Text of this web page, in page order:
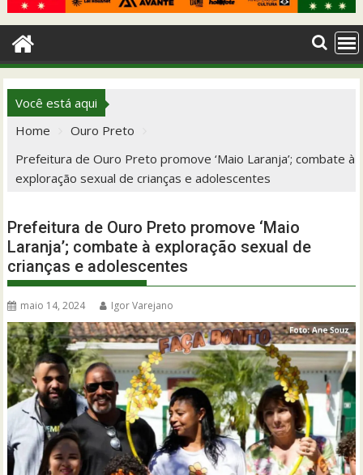
Você está aqui
Home
Ouro Preto
Prefeitura de Ouro Preto promove ‘Maio Laranja’; combate à
exploração sexual de crianças e adolescentes
Prefeitura de Ouro Preto promove ‘Maio
Laranja’; combate à exploração sexual de
crianças e adolescentes
maio 14, 2024 Igor Varejano